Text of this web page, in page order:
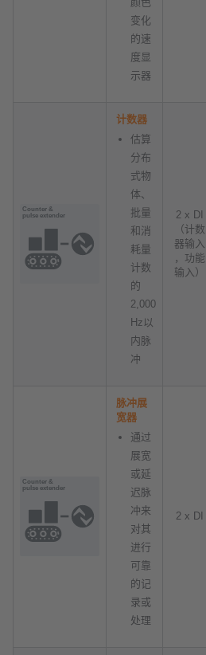
变化
的速
度显
示器
计数器
估算
分布
式物
体、
批量
和消
耗量
计数
的
2,000
Hz以
内脉
冲
2 x DI
（计数
器输入
，功能
输入）
脉冲展
宽器
通过
展宽
或延
迟脉
冲来
对其
进行
可靠
的记
录或
处理
2 x DI